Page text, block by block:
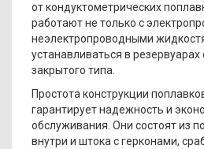
от кондуктометрических
работают не только с
неэлектропроводными
устанавливаться в резервуарах
закрытого типа.
Простота конструкции
гарантирует надежность и
обслуживания. Они состоят из
внутри и штока с герконами,